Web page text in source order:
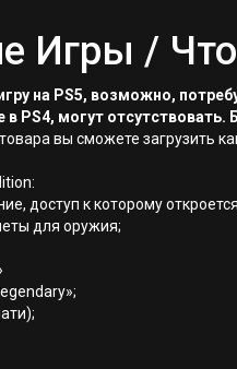
Игры /
на PS5, возможно,
в PS4, могут
товара вы сможете загрузить
доступ к которому
для оружия;